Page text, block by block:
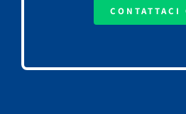
CONTATTACI